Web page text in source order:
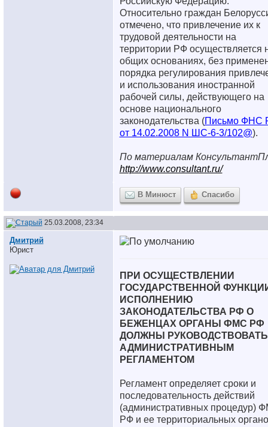
Относительно граждан
отмечено, что привлечение их к
трудовой деятельности на
территории РФ осуществляется
общих основаниях, без
порядка регулирования
и использования иностранной
рабочей силы, действующего на
основе национального
законодательства (Письмо ФНС
от 14.02.2008 N ШС-6-3/102@).
По материалам
http://www.consultant.ru/
В Минюст Спасибо
25.03.2008, 23:34
Дмитрий
Юрист
ПРИ ОСУЩЕСТВЛЕНИИ
ГОСУДАРСТВЕННОЙ
ИСПОЛНЕНИЮ
ЗАКОНОДАТЕЛЬСТВА РФ О
БЕЖЕНЦАХ ОРГАНЫ ФМС РФ
ДОЛЖНЫ
АДМИНИСТРАТИВНЫМ
РЕГЛАМЕНТОМ
Регламент определяет сроки и
последовательность действий
(административных процедур)
РФ и ее территориальных